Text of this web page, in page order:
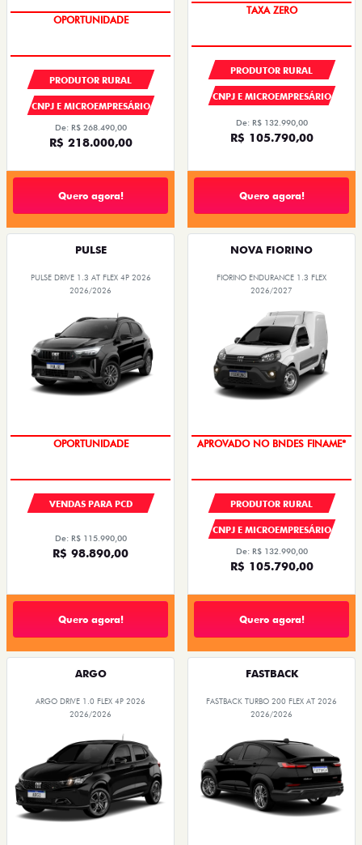
OPORTUNIDADE
PRODUTOR RURAL
CNPJ E MICROEMPRESÁRIO
De: R$ 268.490,00
R$ 218.000,00
Quero agora!
TAXA ZERO
PRODUTOR RURAL
CNPJ E MICROEMPRESÁRIO
De: R$ 132.990,00
R$ 105.790,00
Quero agora!
PULSE
PULSE DRIVE 1.3 AT FLEX 4P 2026
2026/2026
OPORTUNIDADE
VENDAS PARA PCD
De: R$ 115.990,00
R$ 98.890,00
Quero agora!
NOVA FIORINO
FIORINO ENDURANCE 1.3 FLEX
2026/2027
APROVADO NO BNDES FINAME*
PRODUTOR RURAL
CNPJ E MICROEMPRESÁRIO
De: R$ 132.990,00
R$ 105.790,00
Quero agora!
ARGO
ARGO DRIVE 1.0 FLEX 4P 2026
2026/2026
FASTBACK
FASTBACK TURBO 200 FLEX AT 2026
2026/2026